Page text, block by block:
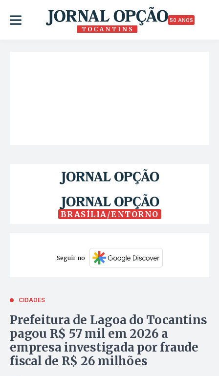
50 ANOS
BRASÍLIA/ENTORNO
Seguir no
CIDADES
Prefeitura de Lagoa do Tocantins
pagou R$ 57 mil em 2026 a
empresa investigada por fraude
fiscal de R$ 26 milhões